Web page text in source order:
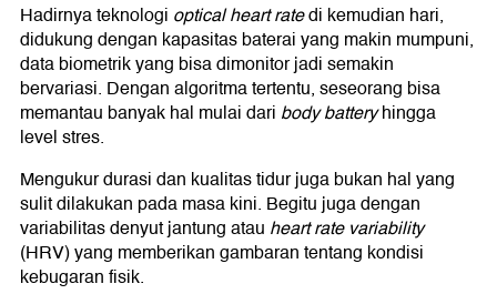
Hadirnya teknologi optical heart ratedi kemudian hari,
didukung dengan kapasitas baterai yang makin mumpuni,
data biometrik yang bisa dimonitor jadi semakin
bervariasi. Dengan algoritma tertentu, seseorang bisa
memantau banyak hal mulai dari body batteryhingga
level stres.
Mengukur durasi dan kualitas tidur juga bukan hal yang
sulit dilakukan pada masa kini. Begitu juga dengan
variabilitas denyut jantung atau heart rate variability
(HRV) yang memberikan gambaran tentang kondisi
kebugaran fisik.